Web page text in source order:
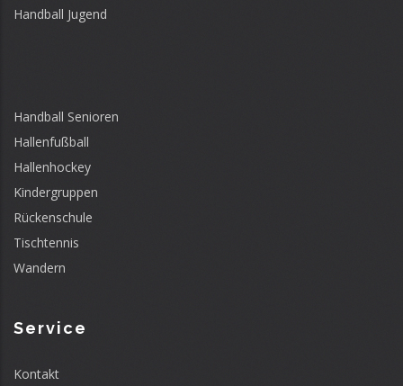
Handball Jugend
Handball Senioren
Hallenfußball
Hallenhockey
Kindergruppen
Rückenschule
Tischtennis
Wandern
Service
Kontakt